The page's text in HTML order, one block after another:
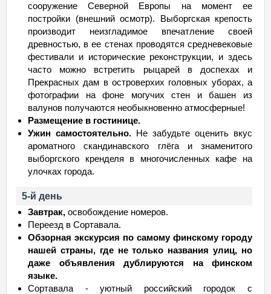
сооружение Северной Европы на момент ее
постройки (внешний осмотр). Выборгская крепость
производит неизгладимое впечатление своей
древностью, в ее стенах проводятся средневековые
фестивали и исторические реконструкции, и здесь
часто можно встретить рыцарей в доспехах и
Прекрасных дам в островерхих головных уборах, а
фотографии на фоне могучих стен и башен из
валунов получаются необыкновенно атмосферные!
Размещение в гостинице.
Ужин самостоятельно. Не забудьте оценить вкус
ароматного скандинавского глёга и знаменитого
выборгского кренделя в многочисленных кафе на
улочках города.
5-й день
Завтрак, освобождение номеров.
Переезд в Сортавала.
Обзорная экскурсия по самому финскому городу
нашей страны, где не только названия улиц, но
даже объявления дублируются на финском
языке.
Сортавала - уютный российский городок с